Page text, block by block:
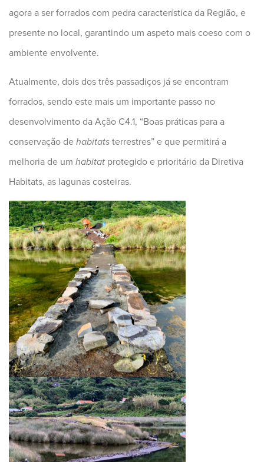
agora a ser forrados com pedra característica da Região, e
presente no local, garantindo um aspeto mais coeso com o
ambiente envolvente.
Atualmente, dois dos três passadiços já se encontram
forrados, sendo este mais um importante passo no
desenvolvimento da Ação C4.1, “Boas práticas para a
conservação de habitats terrestres” e que permitirá a
melhoria de um habitat protegido e prioritário da Diretiva
Habitats, as lagunas costeiras.